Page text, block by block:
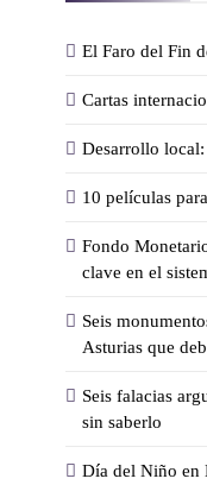
El Faro del Fin
Cartas
Desarrollo
10 películas
Fondo
clave en el
Seis
Asturias que
Seis falacias
sin saberlo
Día del Niño en